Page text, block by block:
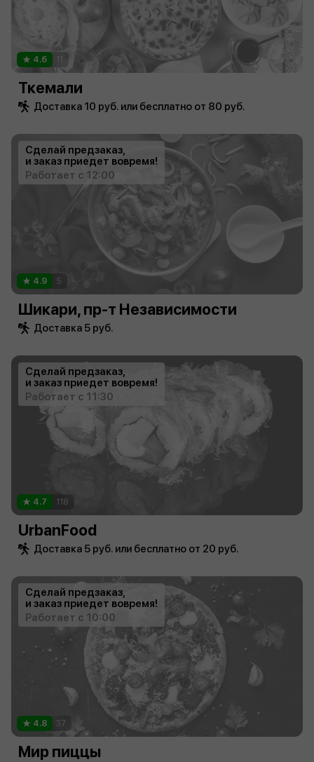
4.6 11
Ткемали
Доставка 10 руб. или бесплатно от 80 руб.
Сделай предзаказ,
и заказ приедет вовремя!
Работает с 12:00
4.9 5
Шикари, пр-т Независимости
Доставка 5 руб.
Сделай предзаказ,
и заказ приедет вовремя!
Работает с 11:30
4.7 118
UrbanFood
Доставка 5 руб. или бесплатно от 20 руб.
Сделай предзаказ,
и заказ приедет вовремя!
Работает с 10:00
4.8 37
Мир пиццы